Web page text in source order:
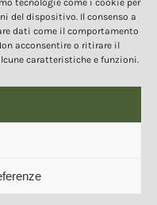
tecnologie come i cookie per
del dispositivo. Il consenso a
dati come il comportamento
acconsentire o ritirare il
caratteristiche e funzioni.
COPYRIGHT 2025
e sono protetti dal diritto
e la pubblicazione, in